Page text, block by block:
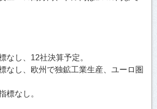
なし、12社決算予定。
なし、欧州で独鉱工業生産、ユーロ圏
標なし。